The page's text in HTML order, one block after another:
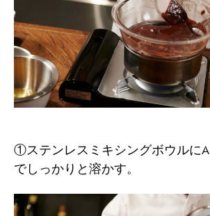
①ステンレスミキシングボウルに
でしっかりと溶かす。